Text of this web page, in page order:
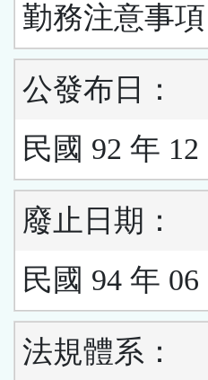
勤務注意事項
公發布日：
民國 92 年 12
廢止日期：
民國 94 年 06
法規體系：